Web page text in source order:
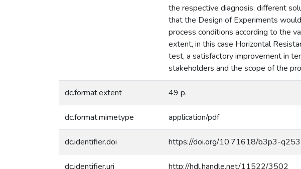
the respective diagnosis, different
that the Design of Experiments
process conditions according to the
extent, in this case Horizontal
test, a satisfactory improvement in
stakeholders and the scope of the
dc.format.extent 49 p.
dc.format.mimetype application/pdf
dc.identifier.doi https://doi.org/10.71618/b3p3-q253
dc.identifier.uri http://hdl.handle.net/11522/3502